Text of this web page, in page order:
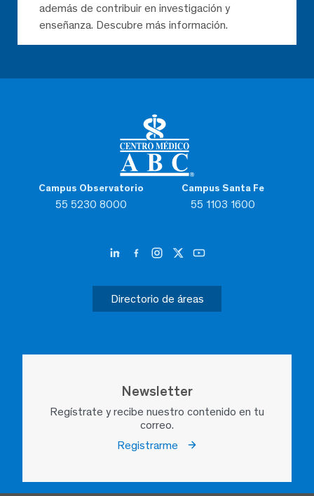
Campus Observatorio
55 5230 8000
Campus Santa Fe
55 1103 1600
Directorio de áreas
Newsletter
Regístrate y recibe nuestro contenido en tu
correo.
Registrarme
además de contribuir en investigación y
enseñanza. Descubre más información.